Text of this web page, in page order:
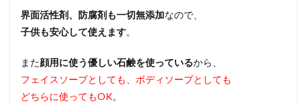
界面活性剤、防腐剤も一切無添加なので、
子供も安心して使えます。
また顔用に使う優しい石鹸を使っているから、
フェイスソープとしても、ボディソープとしても
どちらに使ってもOK。